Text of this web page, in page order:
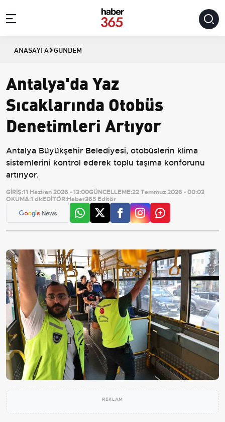
ANASAYFA GÜNDEM
Antalya'da Yaz
Sıcaklarında Otobüs
Denetimleri Artıyor
Antalya Büyükşehir Belediyesi, otobüslerin klima
sistemlerini kontrol ederek toplu taşıma konforunu
artırıyor.
GİRİŞ:11 Haziran 2026 - 13:00GÜNCELLEME:22 Temmuz 2026 - 00:03
OKUMA:1 dkEDİTÖR:Haber365 Editör
REKLAM